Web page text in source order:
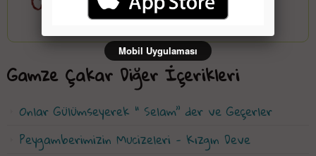
Gamze Çakar Diğer İçerikleri
Onlar Gülümseyerek “ Selam” der ve Geçerler
Peygamberimizin Mucizeleri - Kızgın Deve
Mobil Uygulaması